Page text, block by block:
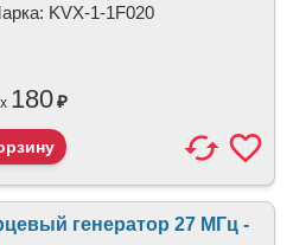
KVX-1-1F020
x 180₽
генератор 27 МГц -